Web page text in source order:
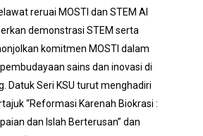
reruai MOSTI dan STEM AI
demonstrasi STEM serta
komitmen MOSTI dalam
sains dan inovasi di
Datuk Seri KSU turut menghadiri
“Reformasi Karenah Biokrasi :
dan Islah Berterusan” dan